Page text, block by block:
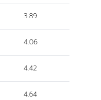
3.89
4.06
4.42
4.64